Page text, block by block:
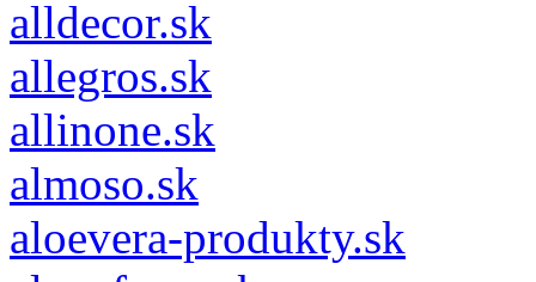
alldecor.sk
allegros.sk
allinone.sk
almoso.sk
aloevera-produkty.sk